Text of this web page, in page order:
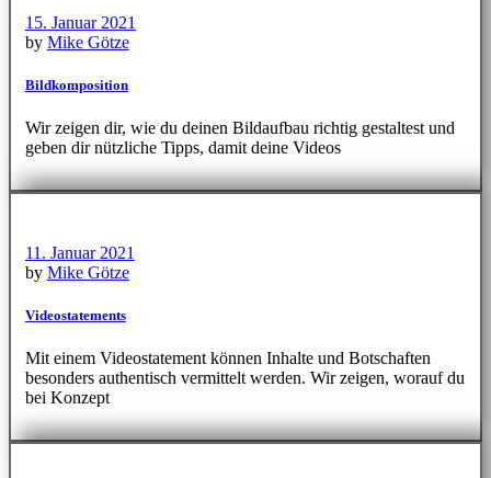
15. Januar 2021
by Mike Götze
Bildkomposition
Wir zeigen dir, wie du deinen Bildaufbau richtig gestaltest und
geben dir nützliche Tipps, damit deine Videos
11. Januar 2021
by Mike Götze
Videostatements
Mit einem Videostatement können Inhalte und Botschaften
besonders authentisch vermittelt werden. Wir zeigen, worauf du
bei Konzept